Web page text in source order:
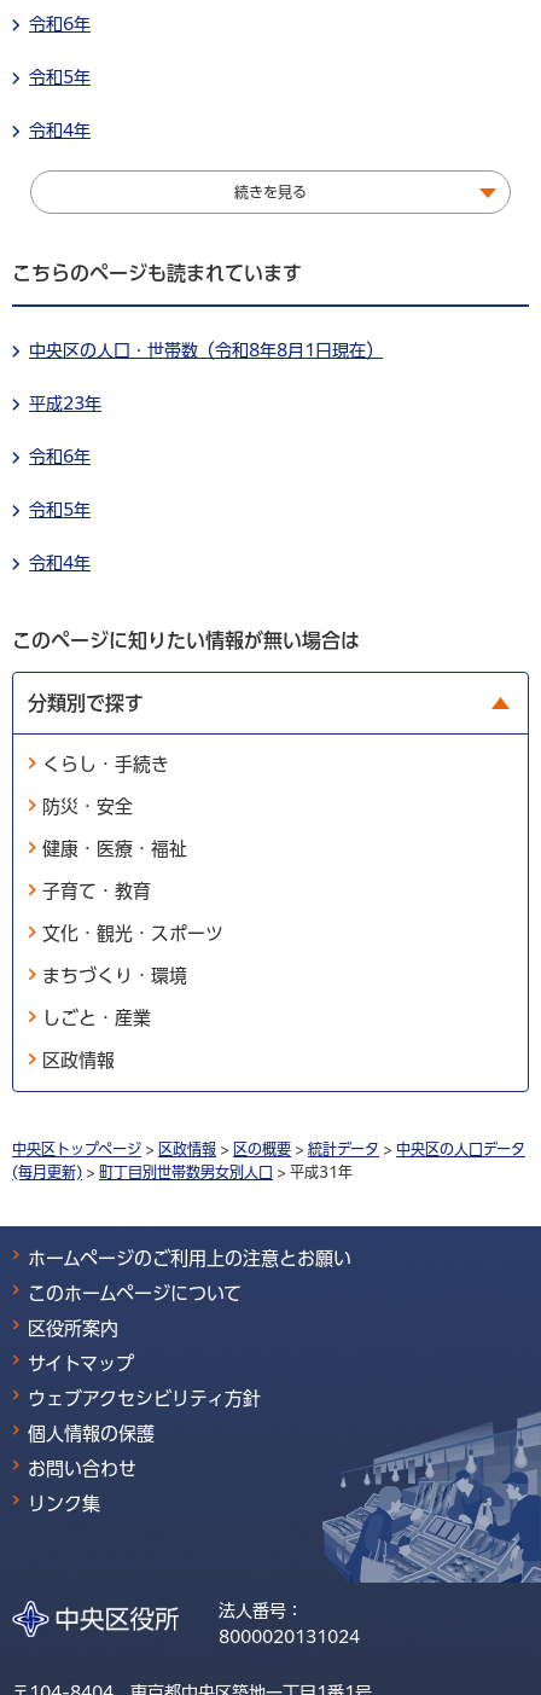
令和6年
令和5年
令和4年
続きを見る
こちらのページも読まれています
中央区の人口・世帯数（令和8年8月1日現在）
平成23年
令和6年
令和5年
令和4年
このページに知りたい情報が無い場合は
分類別で探す
くらし・手続き
防災・安全
健康・医療・福祉
子育て・教育
文化・観光・スポーツ
まちづくり・環境
しごと・産業
区政情報
中央区トップページ > 区政情報 > 区の概要 > 統計データ > 中央区の人口データ
(毎月更新) > 町丁目別世帯数男女別人口 > 平成31年
ホームページのご利用上の注意とお願い
このホームページについて
区役所案内
サイトマップ
ウェブアクセシビリティ方針
個人情報の保護
お問い合わせ
リンク集
法人番号：
8000020131024